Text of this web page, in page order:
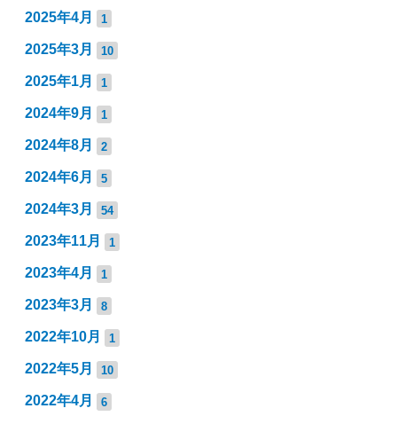
2025年4月 1
2025年3月 10
2025年1月 1
2024年9月 1
2024年8月 2
2024年6月 5
2024年3月 54
2023年11月 1
2023年4月 1
2023年3月 8
2022年10月 1
2022年5月 10
2022年4月 6